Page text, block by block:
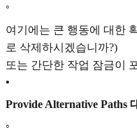
◦
여기에는 큰 행동에 대한
로 삭제하시겠습니까?)
또는 간단한 작업 잠금이
•
Provide Alternative Paths
◦